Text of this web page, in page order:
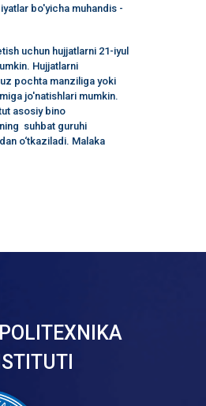
bo'yicha muhandis -
uchun hujjatlarni 21-iyul
Hujjatlarni
pochta manziliga yoki
jo'natishlari mumkin.
asosiy bino
suhbat guruhi
o‘tkaziladi. Malaka